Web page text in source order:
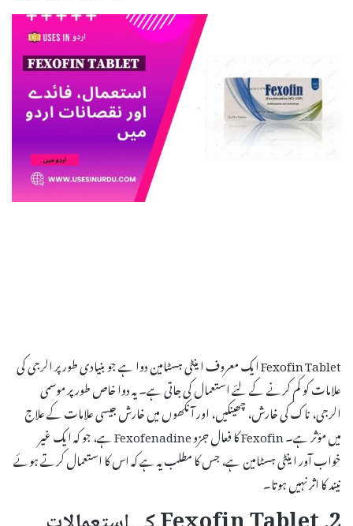
Fexofin Tablet ایک معروف اینٹی ہسٹامین دوا ہے جو بنیادی طور پر الرجی کی
علامات کو کم کرنے کے لئے استعمال کی جاتی ہے۔ یہ دوا خاص طور پر موسمی
الرجی، ناک کی خارش، چھینکیں، اور آنکھوں میں خارش جیسی علامات کے علاج
میں مؤثر ہے۔ Fexofin کا فعال جزو Fexofenadine ہے، جو کہ ایک غیر
خواب آور اینٹی ہسٹامین ہے، جس کا مطلب یہ ہے کہ اس کا استعمال کرتے ہوئے
نیند کا اثر نہیں ہوتا۔